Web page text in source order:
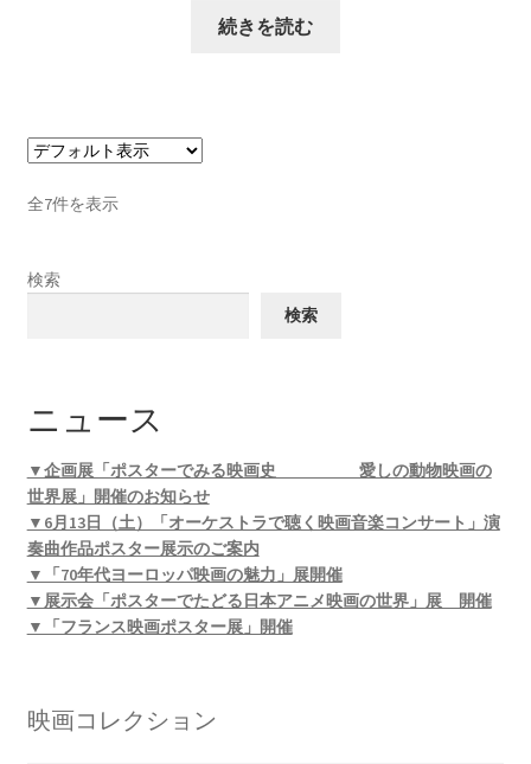
続きを読む
全7件を表示
検索
検索
ニュース
▼企画展「ポスターでみる映画史 愛しの動物映画の
世界展」開催のお知らせ
▼6月13日（土）「オーケストラで聴く映画音楽コンサート」演
奏曲作品ポスター展示のご案内
▼「70年代ヨーロッパ映画の魅力」展開催
▼展示会「ポスターでたどる日本アニメ映画の世界」展 開催
▼「フランス映画ポスター展」開催
映画コレクション